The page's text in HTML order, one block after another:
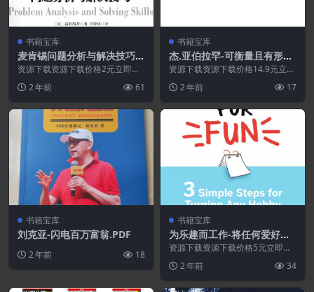
书籍宝库
麦肯锡问题分析与解决技巧.P
DF
资源下载资源下载价格2元立即购
2 年前 61
书籍宝库
杰.亚伯拉罕-可衡量且有形的
结果.PDF
资源下载资源下载价格14.9元立即
2 年前 17
书籍宝库
刘克亚-闪电百万富翁.PDF
2 年前 18
书籍宝库
为乐趣而工作-将任何爱好或
兴趣变成现金的三个简单步
骤.PDF
资源下载资源下载价格5元立即购
2 年前 34